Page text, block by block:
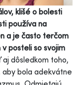
klišé o bolesti
používa na
a je často terčom
posteli so svojim
dôsledkom toho,
bola adekvátne